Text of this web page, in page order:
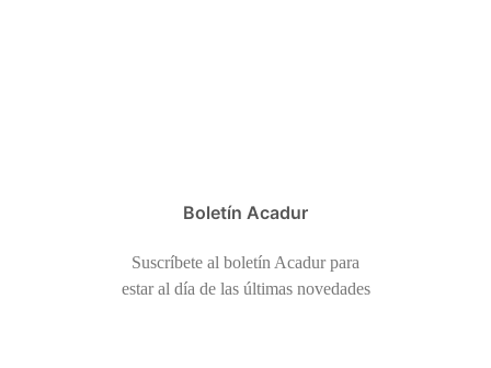
Boletín Acadur
Suscríbete al boletín Acadur para
estar al día de las últimas novedades